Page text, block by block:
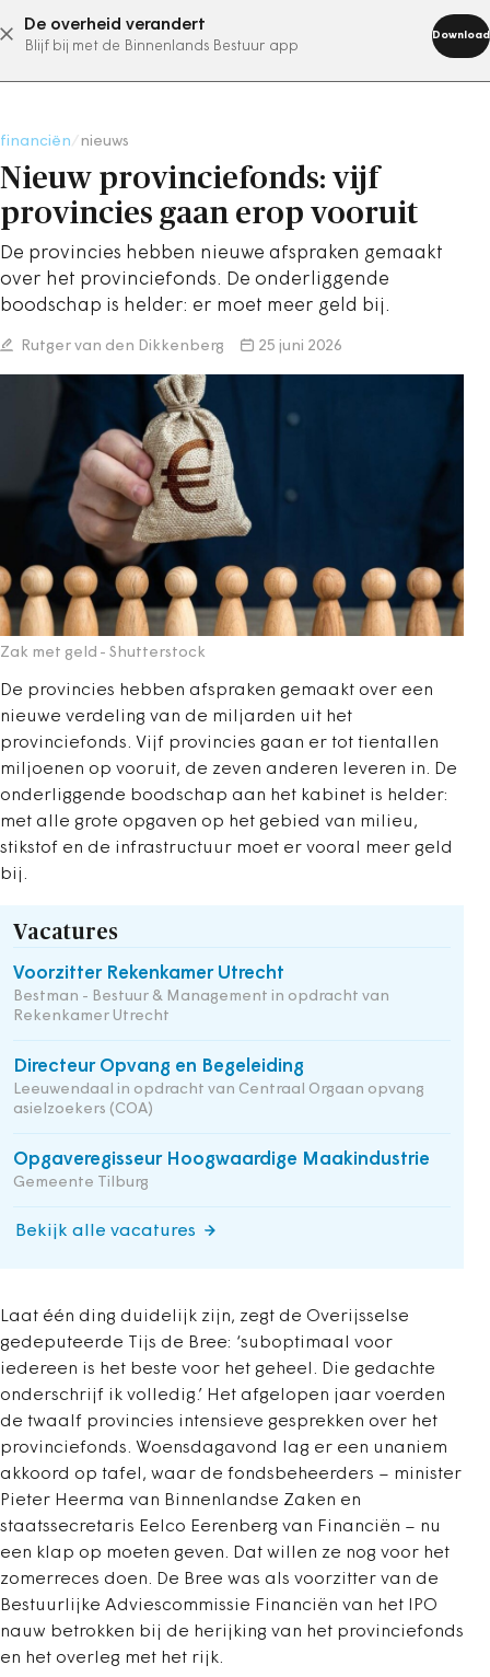
De overheid verandert
Blijf bij met de Binnenlands Bestuur app
Download
abonneer nu
financiën nieuws
Nieuw provinciefonds: vijf
provincies gaan erop vooruit
De provincies hebben nieuwe afspraken gemaakt
over het provinciefonds. De onderliggende
boodschap is helder: er moet meer geld bij.
Rutger van den Dikkenberg 25 juni 2026
Zak met geld - Shutterstock
De provincies hebben afspraken gemaakt over een
nieuwe verdeling van de miljarden uit het
provinciefonds. Vijf provincies gaan er tot tientallen
miljoenen op vooruit, de zeven anderen leveren in. De
onderliggende boodschap aan het kabinet is helder:
met alle grote opgaven op het gebied van milieu,
stikstof en de infrastructuur moet er vooral meer geld
bij.
Vacatures
Voorzitter Rekenkamer Utrecht
Bestman - Bestuur & Management in opdracht van
Rekenkamer Utrecht
Directeur Opvang en Begeleiding
Leeuwendaal in opdracht van Centraal Orgaan opvang
asielzoekers (COA)
Opgaveregisseur Hoogwaardige Maakindustrie
Gemeente Tilburg
Bekijk alle vacatures
Laat één ding duidelijk zijn, zegt de Overijsselse
gedeputeerde Tijs de Bree: ‘suboptimaal voor
iedereen is het beste voor het geheel. Die gedachte
onderschrijf ik volledig.’ Het afgelopen jaar voerden
de twaalf provincies intensieve gesprekken over het
provinciefonds. Woensdagavond lag er een unaniem
akkoord op tafel, waar de fondsbeheerders – minister
Pieter Heerma van Binnenlandse Zaken en
staatssecretaris Eelco Eerenberg van Financiën – nu
een klap op moeten geven. Dat willen ze nog voor het
zomerreces doen. De Bree was als voorzitter van de
Bestuurlijke Adviescommissie Financiën van het IPO
nauw betrokken bij de herijking van het provinciefonds
en het overleg met het rijk.